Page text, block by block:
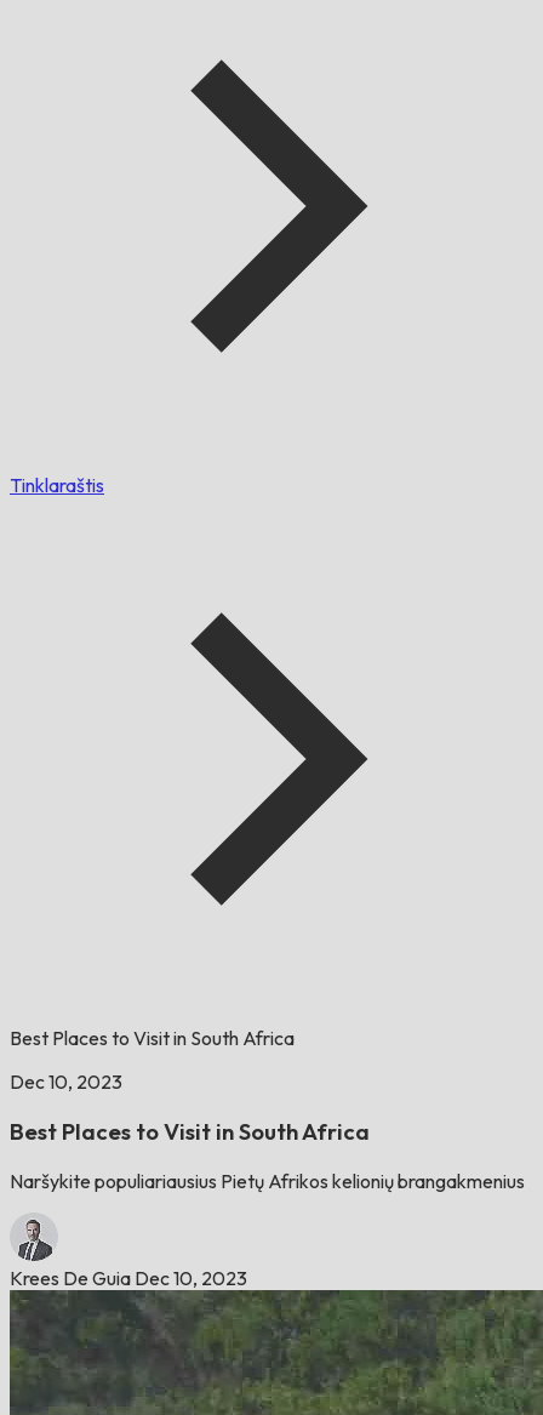
Tinklaraštis
Best Places to Visit in South Africa
Dec 10, 2023
Best Places to Visit in South Africa
Naršykite populiariausius Pietų Afrikos kelionių brangakmenius
Krees De Guia Dec 10, 2023